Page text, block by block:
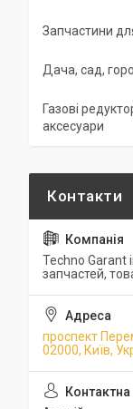
Запчастини
Дача, сад,
Газові
аксесуари
Techno Garant
запчастей,
проспект
02000, Київ,